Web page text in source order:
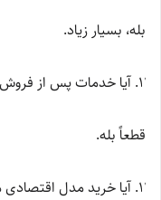
بله، بسیار زیاد.
آیا خدمات پس از
قطعاً بله.
آیا خرید مدل